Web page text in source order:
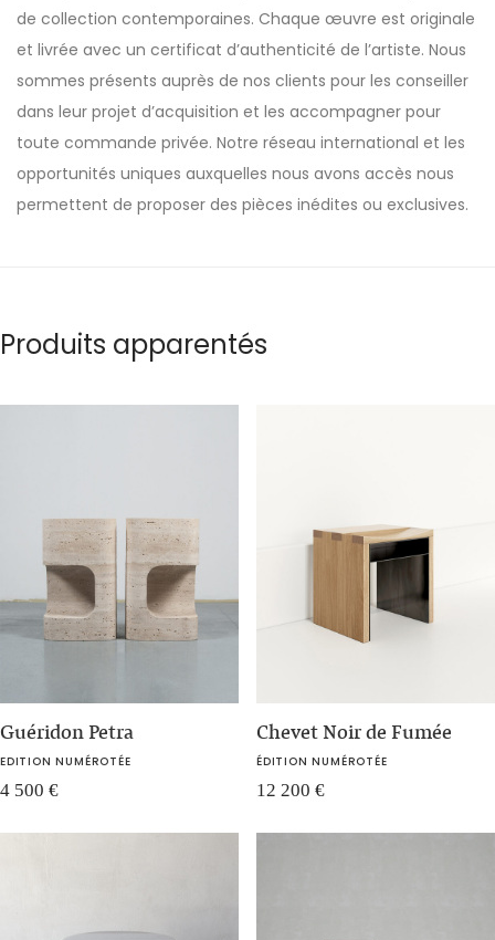
de collection contemporaines. Chaque œuvre est originale
et livrée avec un certificat d’authenticité de l’artiste. Nous
sommes présents auprès de nos clients pour les conseiller
dans leur projet d’acquisition et les accompagner pour
toute commande privée. Notre réseau international et les
opportunités uniques auxquelles nous avons accès nous
permettent de proposer des pièces inédites ou exclusives.
Produits apparentés
Guéridon Petra
EDITION NUMÉROTÉE
4 500 €
Chevet Noir de Fumée
ÉDITION NUMÉROTÉE
12 200 €